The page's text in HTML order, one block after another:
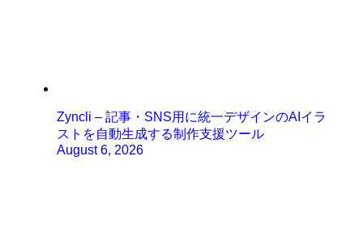
Zyncli – 記事・SNS用に統一デザインのAIイラ
ストを自動生成する制作支援ツール
August 6, 2026